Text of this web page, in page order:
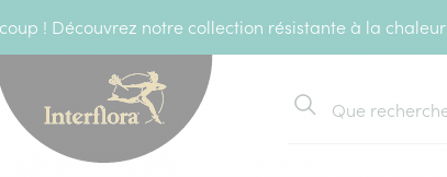
! Découvrez notre collection résistante à la chaleur
Rechercher